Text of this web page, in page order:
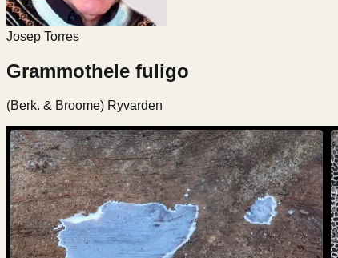
Josep Torres
Grammothele fuligo
(Berk. & Broome) Ryvarden